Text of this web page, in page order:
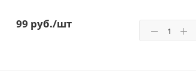
99 руб./шт